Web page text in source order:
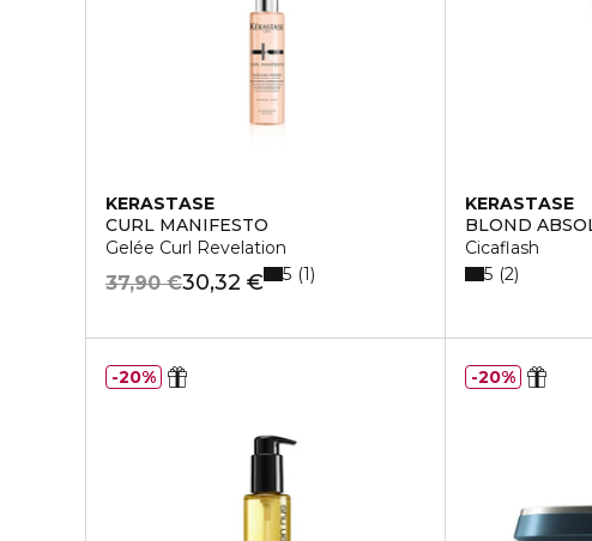
KERASTASE
CURL MANIFESTO
Gelée Curl Revelation
30,32 €
37,90 € 5 1
KERASTASE
BLOND
Cicaflash
5 2
20% 20%